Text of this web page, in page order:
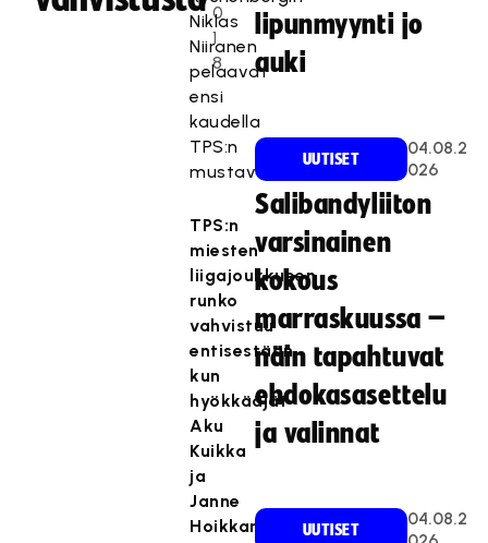
0
1
8
Niklas
Niiranen
pelaavat
ensi
kaudella
TPS:n
mustavalkoisissa.
TPS:n
miesten
liigajoukkueen
runko
vahvistuu
entisestään,
kun
hyökkääjät
Aku
Kuikka
ja
Janne
Hoikkanen
lipunmyynti jo
auki
UUTISET
04.08.2
026
Salibandyliiton
varsinainen
kokous
marraskuussa –
näin tapahtuvat
ehdokasasettelu
ja valinnat
UUTISET
04.08.2